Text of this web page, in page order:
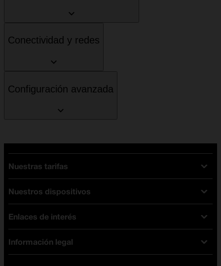
Conectividad y redes
Configuración avanzada
Nuestras tarifas
Tarifas Orange
Tarifas fibra y móvil
Tarifas móviles
Tarifas internet y fibra
Tarifas de tarjeta prepago
Nuestros dispositivos
Ofertas en móviles
iPhone
PlayStation 5
Enlaces de interés
Test de velocidad
Buscador de tiendas
Información legal